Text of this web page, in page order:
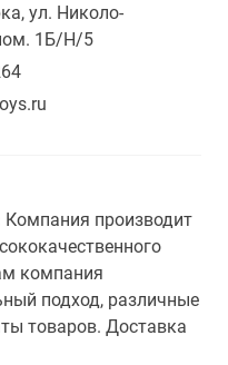
ул. Николо-
1Б/Н/5
Компания производит
компания
подход, различные
товаров. Доставка